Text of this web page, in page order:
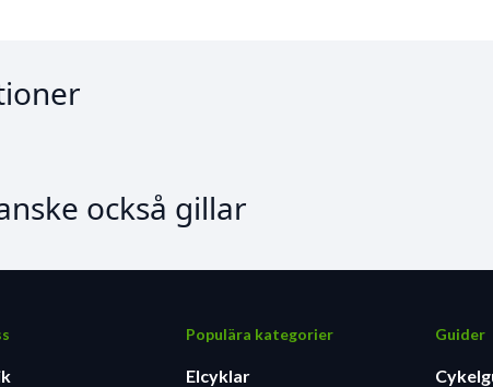
också gillar
Populära kategorier
Elcyklar
Guider